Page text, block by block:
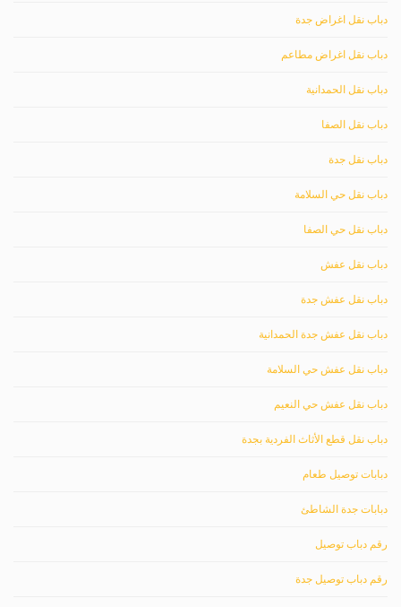
دباب نقل اغراض جدة
دباب نقل اغراض مطاعم
دباب نقل الحمدانية
دباب نقل الصفا
دباب نقل جدة
دباب نقل حي السلامة
دباب نقل حي الصفا
دباب نقل عفش
دباب نقل عفش جدة
دباب نقل عفش جدة الحمدانية
دباب نقل عفش حي السلامة
دباب نقل عفش حي النعيم
دباب نقل قطع الأثاث الفردية بجدة
دبابات توصيل طعام
دبابات جدة الشاطئ
رقم دباب توصيل
رقم دباب توصيل جدة